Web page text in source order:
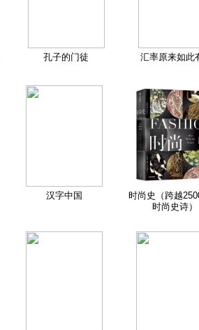
孔子的门徒 汇率原来如此
汉字中国
时尚史（跨越
时尚史诗）